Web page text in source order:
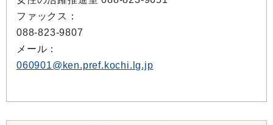
ファックス：
088-823-9807
メール：
060901@ken.pref.kochi.lg.jp